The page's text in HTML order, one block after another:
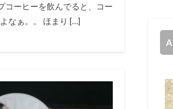
コーヒーを飲んでると、コー
なぁ。。 ほまり […]